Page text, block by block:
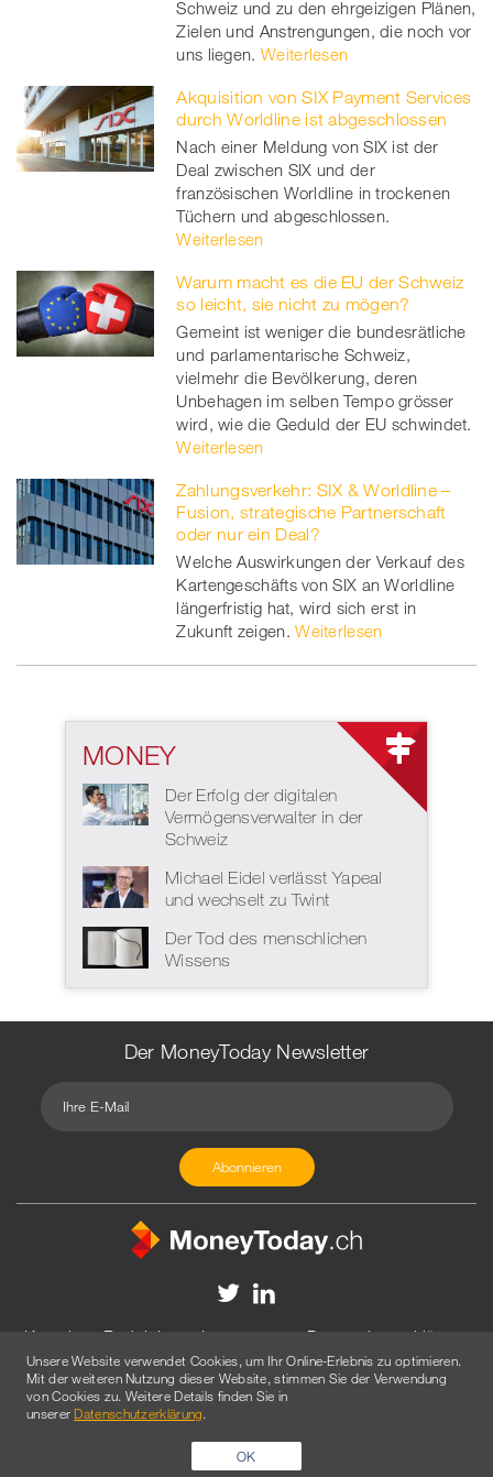
Schweiz und zu den ehrgeizigen Plänen,
Zielen und Anstrengungen, die noch vor
uns liegen. Weiterlesen
Akquisition von SIX Payment Services
durch Worldline ist abgeschlossen
Nach einer Meldung von SIX ist der
Deal zwischen SIX und der
französischen Worldline in trockenen
Tüchern und abgeschlossen.
Weiterlesen
Warum macht es die EU der Schweiz
so leicht, sie nicht zu mögen?
Gemeint ist weniger die bundesrätliche
und parlamentarische Schweiz,
vielmehr die Bevölkerung, deren
Unbehagen im selben Tempo grösser
wird, wie die Geduld der EU schwindet.
Weiterlesen
Zahlungsverkehr: SIX & Worldline –
Fusion, strategische Partnerschaft
oder nur ein Deal?
Welche Auswirkungen der Verkauf des
Kartengeschäfts von SIX an Worldline
längerfristig hat, wird sich erst in
Zukunft zeigen. Weiterlesen
MONEY
Der Erfolg der digitalen
Vermögensverwalter in der
Schweiz
Michael Eidel verlässt Yapeal
und wechselt zu Twint
Der Tod des menschlichen
Wissens
Der MoneyToday Newsletter
Kontakt Redaktion Impressum
Datenschutzerklärung
Disclaimer
Werbung
© 2026 Created byAGENTUR AM WASSER
Unsere Website verwendet Cookies, um Ihr Online-Erlebnis zu optimieren.
Mit der weiteren Nutzung dieser Website, stimmen Sie der Verwendung
von Cookies zu. Weitere Details finden Sie in
unsererDatenschutzerklärung.
OK